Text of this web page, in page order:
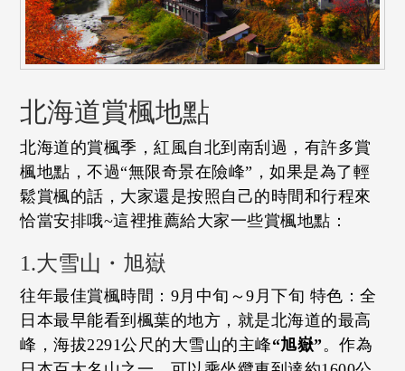
北海道賞楓地點
北海道的賞楓季，紅風自北到南刮過，有許多賞
楓地點，不過“無限奇景在險峰”，如果是為了輕
鬆賞楓的話，大家還是按照自己的時間和行程來
恰當安排哦~這裡推薦給大家一些賞楓地點：
1.大雪山・旭嶽
往年最佳賞楓時間：9月中旬～9月下旬 特色：全
日本最早能看到楓葉的地方，就是北海道的最高
峰，海拔2291公尺的大雪山的主峰“旭嶽”。作為